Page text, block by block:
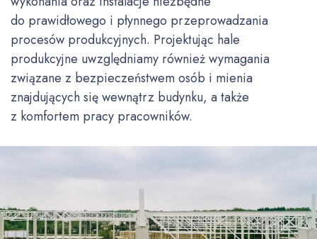
do prawidłowego i płynnego przeprowadzania
procesów produkcyjnych. Projektując hale
produkcyjne uwzględniamy również wymagania
związane z bezpieczeństwem osób i mienia
znajdujących się wewnątrz budynku, a także
z komfortem pracy pracowników.